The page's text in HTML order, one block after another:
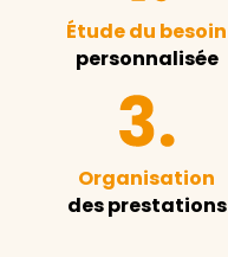
Étude du besoin
personnalisée
Organisation
des prestations